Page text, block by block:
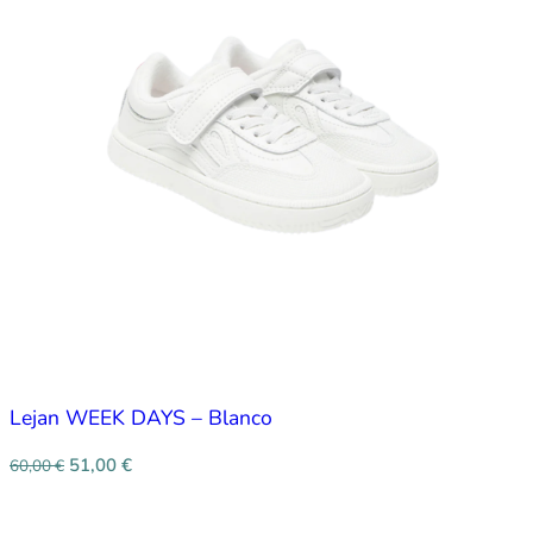
Lejan WEEK DAYS – Blanco
60,00€ 51,00 €